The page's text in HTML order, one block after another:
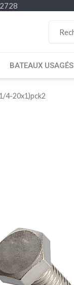
BATEAUX USAGÉS
4-20x1)pck2